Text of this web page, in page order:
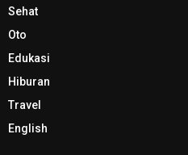
Sehat
Oto
Edukasi
Hiburan
Travel
English